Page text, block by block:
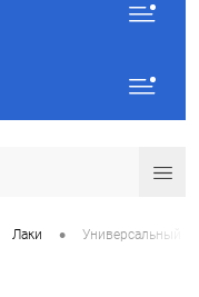
Лаки • Универсальный